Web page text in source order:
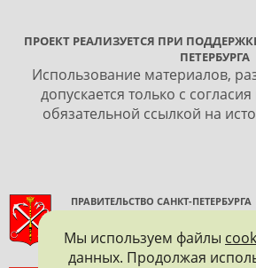
ПРОЕКТ РЕАЛИЗУЕТСЯ ПРИ
ПЕТЕРБУРГА
Использование материалов,
допускается только с
обязательной ссылкой на
ПРАВИТЕЛЬСТВО САНКТ-ПЕТЕРБУРГА
КОМИТЕТ ПО
И ОХРАНЕ ПАМЯТНИКОВ ИСТОРИИ И
Мы используем файлы
данных. Продолжая